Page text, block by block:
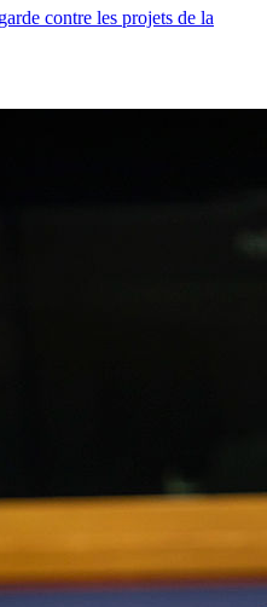
contre les projets de la